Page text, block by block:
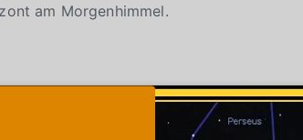
am Morgenhimmel.